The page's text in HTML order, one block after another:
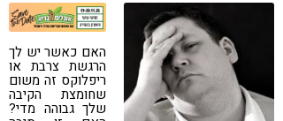
קורונה
טבעונות
האם כאשר יש לך
הרגשת צרבת או
ריפלוקס זה משום
שחומצת הקיבה
שלך גבוהה מדי?